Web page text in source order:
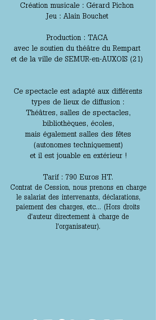
Création musicale : Gérard Pichon
Jeu : Alain Bouchet
Production : TACA
avec le soutien du théâtre du Rempart
et de la ville de SEMUR-en-AUXOIS (21)
Ce spectacle est adapté aux différents
types de lieux de diffusion :
Théâtres, salles de spectacles,
bibliothèques, écoles,
mais également salles des fêtes
(autonomes techniquement)
et il est jouable en extérieur !
Tarif : 790 Euros HT.
Contrat de Cession, nous prenons en charge
le salariat des intervenants, déclarations,
paiement des charges, etc... (Hors droits
d'auteur directement à charge de
l'organisateur).